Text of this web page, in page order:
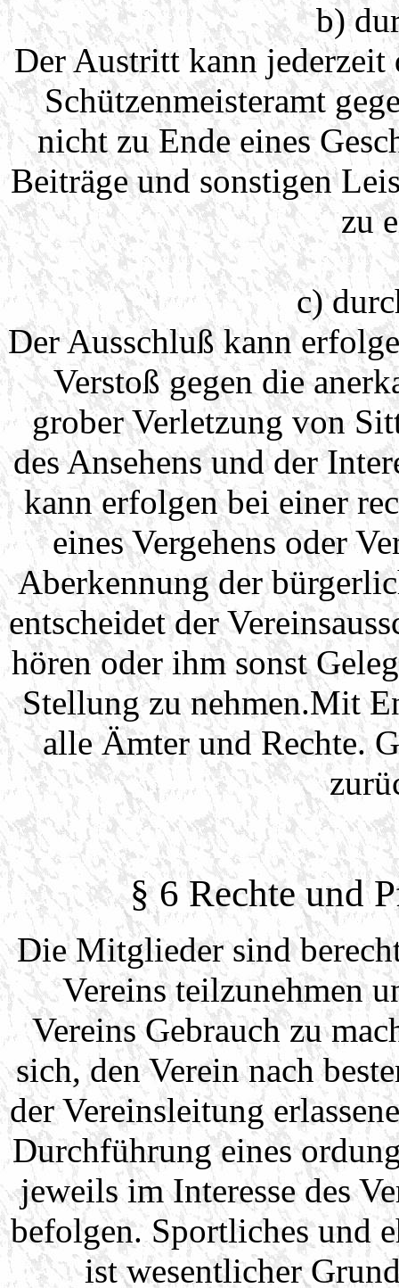
b)
Der Austritt kann
Schützenmeisteramt
nicht zu Ende eines
Beiträge und sonstigen
zu
c)
Der Ausschluß kann
Verstoß gegen die
grober Verletzung von
des Ansehens und der
kann erfolgen bei einer
eines Vergehens oder
Aberkennung der
entscheidet der
hören oder ihm sonst
Stellung zu nehmen.Mit
alle Ämter und Rechte.
§ 6 Rechte und
Die Mitglieder sind
Vereins teilzunehmen
Vereins Gebrauch zu
sich, den Verein nach
der Vereinsleitung
Durchführung eines
jeweils im Interesse des
befolgen. Sportliches und
ist wesentlicher